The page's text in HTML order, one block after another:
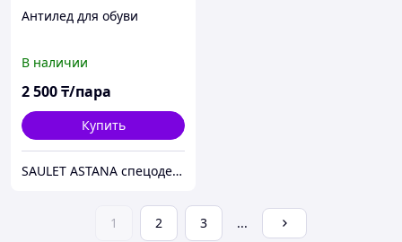
Антилед для обуви
В наличии
2 500₸/пара
Купить
SAULET ASTANA спецодежда
1 2 3 ...